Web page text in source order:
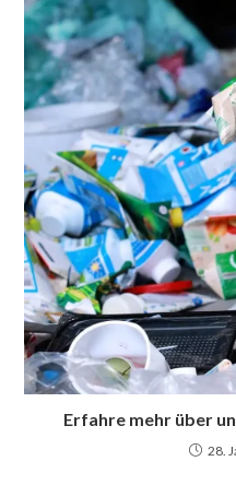
Erfahre mehr über
28.